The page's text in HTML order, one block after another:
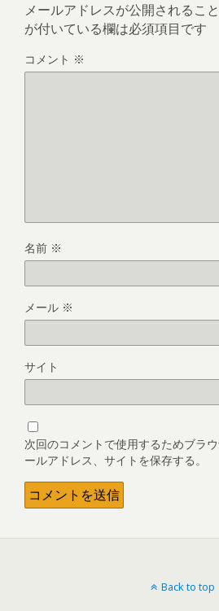
メールアドレスが公開されるこ
が付いている欄は必須項目です
コメント ※
名前 ※
メール ※
サイト
次回のコメントで使用するためブラ
ールアドレス、サイトを保存する。
Back to top